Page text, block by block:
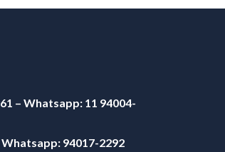
– Whatsapp: 11 94004-
Whatsapp: 94017-2292